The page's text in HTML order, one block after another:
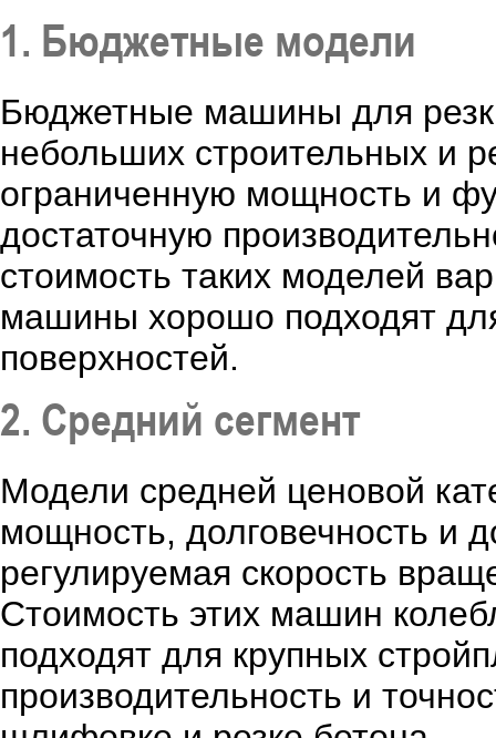
1. Бюджетные модели
Бюджетные машины для
небольших строительных и
ограниченную мощность и
достаточную
стоимость таких моделей
машины хорошо подходят
поверхностей.
2. Средний сегмент
Модели средней ценовой
мощность, долговечность и
регулируемая скорость
Стоимость этих машин
подходят для крупных
производительность и